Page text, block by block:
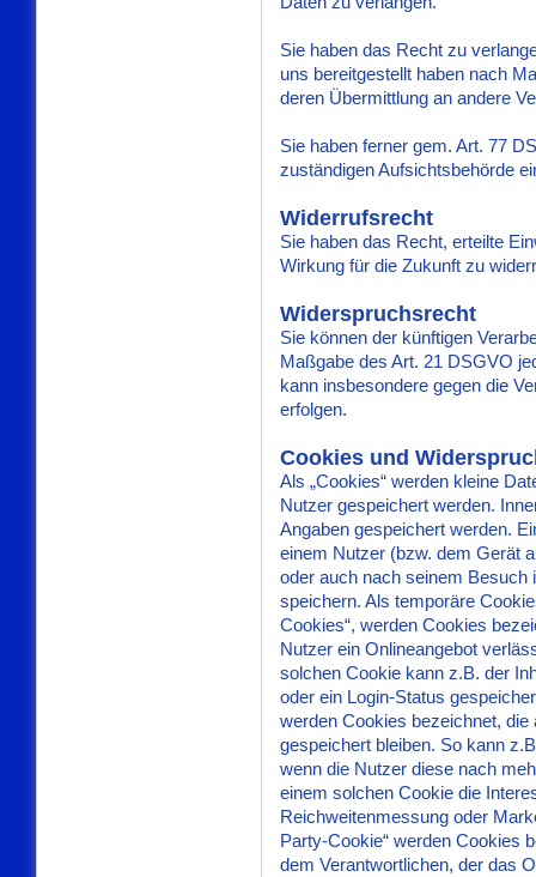
Sie haben das Recht zu
uns bereitgestellt haben nach
deren Übermittlung an andere
Sie haben ferner gem. Art. 77
zuständigen Aufsichtsbehörde
Widerrufsrecht
Sie haben das Recht, erteilte
Wirkung für die Zukunft zu
Widerspruchsrecht
Sie können der künftigen
Maßgabe des Art. 21 DSGVO
kann insbesondere gegen die
erfolgen.
Cookies und
Als „Cookies“ werden kleine
Nutzer gespeichert werden.
Angaben gespeichert werden.
einem Nutzer (bzw. dem Gerät
oder auch nach seinem Besuch
speichern. Als temporäre
Cookies“, werden Cookies
Nutzer ein Onlineangebot
solchen Cookie kann z.B. der
oder ein Login-Status
werden Cookies bezeichnet,
gespeichert bleiben. So kann
wenn die Nutzer diese nach
einem solchen Cookie die
Reichweitenmessung oder
Party-Cookie“ werden Cookies
dem Verantwortlichen, der das